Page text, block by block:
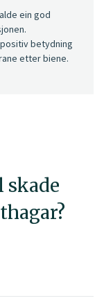
ein god
betydning
etter biene.